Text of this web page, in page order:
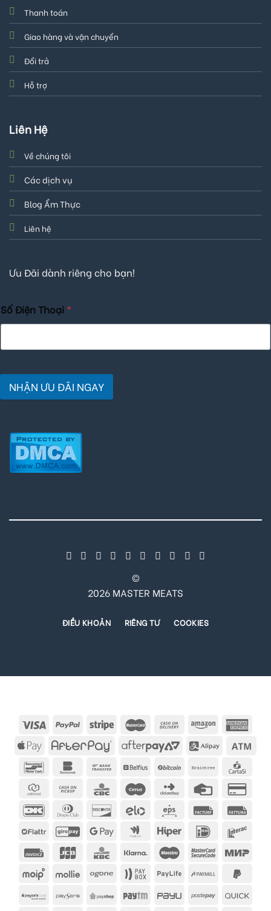
Thanh toán
Giao hàng và vận chuyển
Đổi trả
Hỗ trợ
Liên Hệ
Về chúng tôi
Các dịch vụ
Blog Ẩm Thực
Liên hệ
Ưu Đãi dành riêng cho bạn!
Số Điện Thoại *
NHẬN ƯU ĐÃI NGAY
©
2026 MASTER MEATS
ĐIỀU KHOẢN RIÊNG TƯ COOKIES